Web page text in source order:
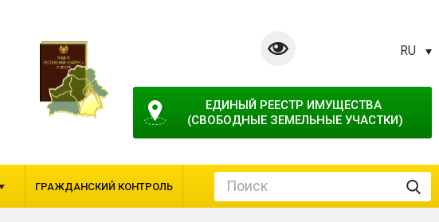
RU
ЕДИНЫЙ РЕЕСТР ИМУЩЕСТВА
(СВОБОДНЫЕ ЗЕМЕЛЬНЫЕ УЧАСТКИ)
ГРАЖДАНСКИЙ КОНТРОЛЬ